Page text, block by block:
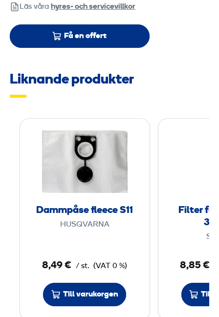
Läs våra hyres‑ och servicevillkor
Få en offert
Liknande produkter
a
m
m
p
å
e
c
e
Dammpåse fleece S11
HUSQVARNA
8,49 € / st. (VAT 0 %)
Till varukorgen
Filter
8,85 €
Till